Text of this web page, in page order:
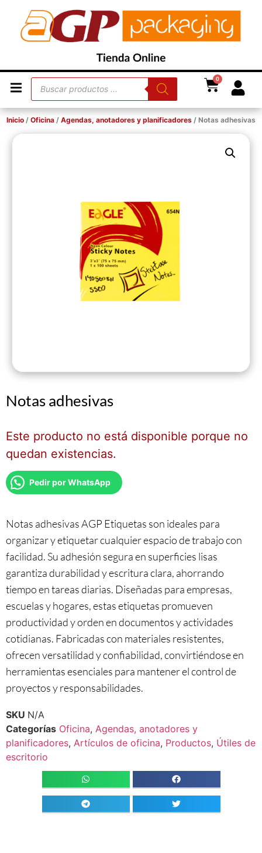
0
Inicio / Oficina / Agendas, anotadores y planificadores / Notas adhesivas
Notas adhesivas
Este producto no está disponible porque no
quedan existencias.
Pedir por WhatsApp
Notas adhesivas AGP Etiquetas son ideales para
organizar y etiquetar cualquier espacio de trabajo con
facilidad. Su adhesión segura en superficies lisas
garantiza durabilidad y escritura clara, ahorrando
tiempo en tareas diarias. Diseñadas para empresas,
escuelas y hogares, estas etiquetas promueven
productividad y orden en documentos y actividades
cotidianas. Fabricadas con materiales resistentes,
ofrecen versatilidad y confiabilidad, convirtiéndose en
herramientas esenciales para mantener el control de
proyectos y responsabilidades.
SKU N/A
Categorías Oficina, Agendas, anotadores y
planificadores, Artículos de oficina, Productos, Útiles de
escritorio